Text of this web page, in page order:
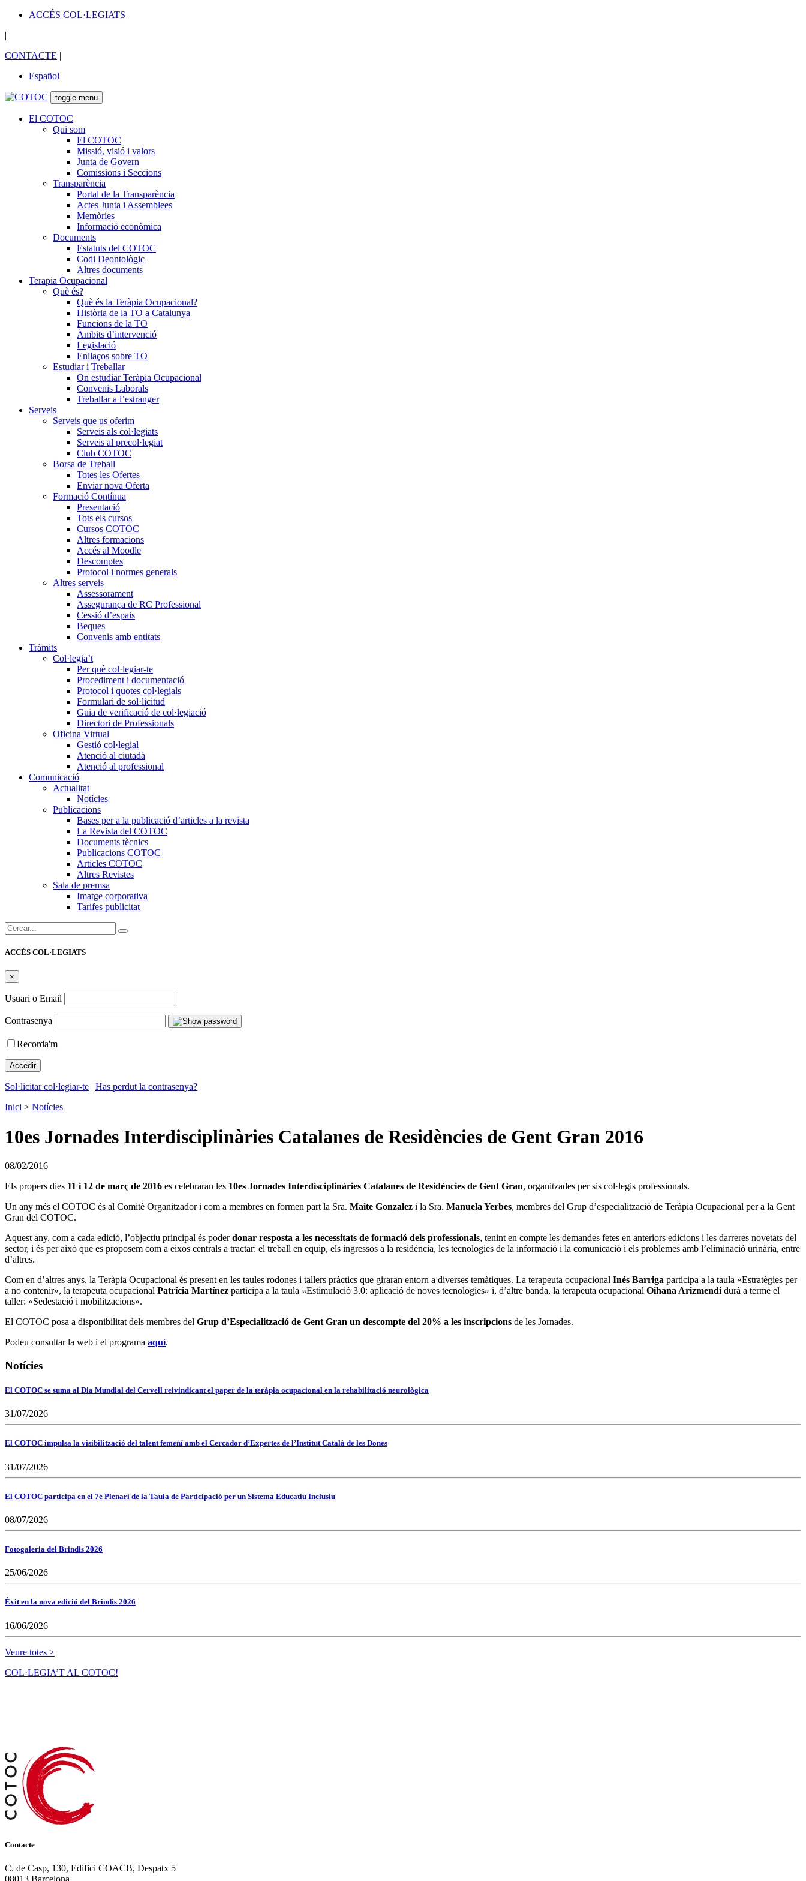
ACCÉS COL·LEGIATS
|
CONTACTE |
Español
toggle menu
El COTOC
Qui som
El COTOC
Missió, visió i valors
Junta de Govern
Comissions i Seccions
Transparència
Portal de la Transparència
Actes Junta i Assemblees
Memòries
Informació econòmica
Documents
Estatuts del COTOC
Codi Deontològic
Altres documents
Terapia Ocupacional
Què és?
Què és la Teràpia Ocupacional?
Història de la TO a Catalunya
Funcions de la TO
Àmbits d’intervenció
Legislació
Enllaços sobre TO
Estudiar i Treballar
On estudiar Teràpia Ocupacional
Convenis Laborals
Treballar a l’estranger
Serveis
Serveis que us oferim
Serveis als col·legiats
Serveis al precol·legiat
Club COTOC
Borsa de Treball
Totes les Ofertes
Enviar nova Oferta
Formació Contínua
Presentació
Tots els cursos
Cursos COTOC
Altres formacions
Accés al Moodle
Descomptes
Protocol i normes generals
Altres serveis
Assessorament
Assegurança de RC Professional
Cessió d’espais
Beques
Convenis amb entitats
Tràmits
Col·legia’t
Per què col·legiar-te
Procediment i documentació
Protocol i quotes col·legials
Formulari de sol·licitud
Guia de verificació de col·legiació
Directori de Professionals
Oficina Virtual
Gestió col·legial
Atenció al ciutadà
Atenció al professional
Comunicació
Actualitat
Notícies
Publicacions
Bases per a la publicació d’articles a la revista
La Revista del COTOC
Documents tècnics
Publicacions COTOC
Articles COTOC
Altres Revistes
Sala de premsa
Imatge corporativa
Tarifes publicitat
Cercar:
ACCÉS COL·LEGIATS
×
Usuari o Email
Contrasenya
Recorda'm
Sol·licitar col·legiar-te | Has perdut la contrasenya?
Inici > Notícies
10es Jornades Interdisciplinàries Catalanes de Residències de Gent Gran 2016
08/02/2016
Els propers dies 11 i 12 de març de 2016 es celebraran les 10es Jornades Interdisciplinàries Catalanes de Residències de Gent Gran, organitzades per sis col·legis professionals.
Un any més el COTOC és al Comitè Organitzador i com a membres en formen part la Sra. Maite Gonzalez i la Sra. Manuela Yerbes, membres del Grup d’especialització de Teràpia Ocupacional per a la Gent
Gran del COTOC.
Aquest any, com a cada edició, l’objectiu principal és poderdonar resposta a les necessitats de formació dels professionals, tenint en compte les demandes fetes en anteriors edicions i les darreres novetats del
sector, i és per això que es proposem com a eixos centrals a tractar: el treball en equip, els ingressos a la residència, les tecnologies de la informació i la comunicació i els problemes amb l’eliminació urinària, entre
d’altres.
Com en d’altres anys, la Teràpia Ocupacional és present en les taules rodones i tallers pràctics que giraran entorn a diverses temàtiques. La terapeuta ocupacional Inés Barriga participa a la taula «Estratègies per
a no contenir», la terapeuta ocupacional Patrícia Martínez participa a la taula «Estimulació 3.0: aplicació de noves tecnologies» i, d’altre banda, la terapeuta ocupacional Oihana Arizmendi durà a terme el
taller: «Sedestació i mobilitzacions».
El COTOC posa a disponibilitat dels membres del Grup d’Especialització de Gent Gran un descompte del 20% a les inscripcions de les Jornades.
Podeu consultar la web i el programa aquí.
Notícies
El COTOC se suma al Dia Mundial del Cervell reivindicant el paper de la teràpia ocupacional en la rehabilitació neurològica
31/07/2026
El COTOC impulsa la visibilització del talent femení amb el Cercador d’Expertes de l’Institut Català de les Dones
31/07/2026
El COTOC participa en el 7è Plenari de la Taula de Participació per un Sistema Educatiu Inclusiu
08/07/2026
Fotogaleria del Brindis 2026
25/06/2026
Èxit en la nova edició del Brindis 2026
16/06/2026
Veure totes >
COL·LEGIA’T AL COTOC!
Contacte
C. de Casp, 130, Edifici COACB, Despatx 5
08013 Barcelona